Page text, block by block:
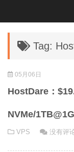
Tag:
05月06日
HostDare：
NVMe/
VPS 没有评